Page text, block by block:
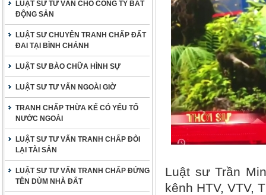
LUẬT SƯ TƯ VẤN CHO CÔNG TY BẤT
ĐỘNG SẢN
LUẬT SƯ CHUYÊN TRANH CHẤP ĐẤT
ĐAI TẠI BÌNH CHÁNH
LUẬT SƯ BÀO CHỮA HÌNH SỰ
LUẬT SƯ TƯ VẤN NGOÀI GIỜ
TRANH CHẤP THỪA KẾ CÓ YẾU TỐ
NƯỚC NGOÀI
LUẬT SƯ TƯ VẤN TRANH CHẤP ĐÒI
LẠI TÀI SẢN
LUẬT SƯ TƯ VẤN TRANH CHẤP ĐỨNG
TÊN DÙM NHÀ ĐẤT
Luật sư Trần
kênh HTV, VTV,